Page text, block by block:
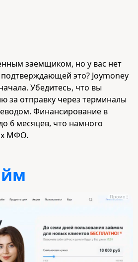
заемщиком, но у вас нет
это? Joymoney
Убедитесь, что вы
за отправку через терминалы
Финансирование в
6 месяцев, что намного
МФО.
Промо